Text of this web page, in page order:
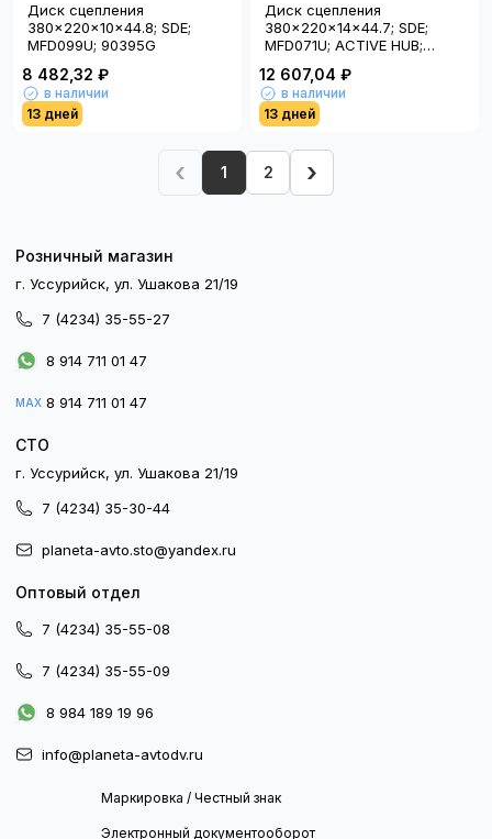
Диск сцепления
380x220x10x44.8; SDE;
MFD099U; 90395G
8 482,32 ₽
в наличии
13 дней
Диск сцепления
380x220x14x44.7; SDE;
MFD071U; ACTIVE HUB;
12 607,04 ₽
в наличии
13 дней
‹ 1 2 ›
Розничный магазин
г. Уссурийск, ул. Ушакова 21/19
7 (4234) 35-55-27
8 914 711 01 47
MAX 8 914 711 01 47
СТО
г. Уссурийск, ул. Ушакова 21/19
7 (4234) 35-30-44
planeta-avto.sto@yandex.ru
Оптовый отдел
7 (4234) 35-55-08
7 (4234) 35-55-09
8 984 189 19 96
info@planeta-avtodv.ru
Маркировка / Честный знак
Электронный документооборот